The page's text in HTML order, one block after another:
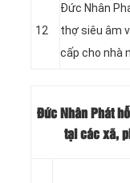
12
Đức Nhân
thợ siêu âm
cấp cho nhà
Đức Nhân Phát
tại các xã,